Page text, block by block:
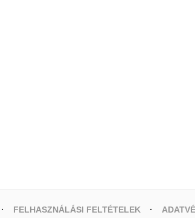
FELHASZNÁLÁSI FELTÉTELEK